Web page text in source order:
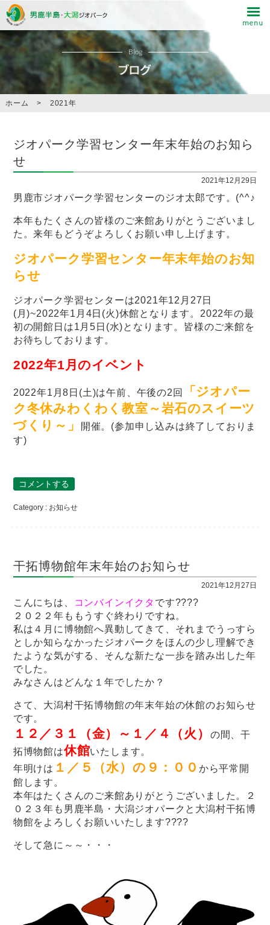
Blog
ホーム > 2021年
ジオパーク学習センター年末年始のお知ら
せ
2021年12月29日
男鹿市ジオパーク学習センターのジオ太郎です。(^^♪
本年もたくさんの皆様のご来館ありがとうございまし
た。来年もどうぞよろしくお願い申し上げます。
ジオパーク学習センター年末年始のお知
らせ
ジオパーク学習センターは2021年12月27日
(月)~2022年1月4日(火)休館となります。2022年の最
初の開館日は1月5日(水)となります。皆様のご来館を
お待ちしております。
2022年1月のイベント
2022年1月8日(土)は午前、午後の2回
「ジオパー
ク冬休みわくわく教室～岩石のスイーツ
づくり～」
開催。(参加申し込みは終了しておりま
す)
コメントする
Category : お知らせ
干拓博物館年末年始のお知らせ
2021年12月27日
こんにちは、 コンバインイクタ です????
２０２２年ももうすぐ終わりですね。
私は４月に博物館へ異動してきて、それまでうっすら
としか知らなかったジオパークをほんの少し理解でき
たような気がする、そんな新たな一歩を踏み出した年
でした。
みなさんはどんな１年でしたか？
さて、大潟村干拓博物館の年末年始の休館のお知らせ
です。
１２／３１（金）～１／４（火）
の間、干
拓博物館は休館いたします。
年明けは １／５（水）の９：００ から平常開
館します。
本年はたくさんのご来館ありがとうございました。２
０２３年も男鹿半島・大潟ジオパークと大潟村干拓博
物館をよろしくお願いいたします????‍
そして急に～～・・・